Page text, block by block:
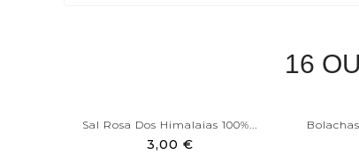
16
Sal Rosa Dos Himalaias 100%...
3,00 €